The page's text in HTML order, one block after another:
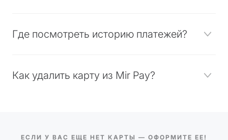
Где посмотреть историю платежей?
Как удалить карту из Mir Pay?
ЕСЛИ У ВАС ЕЩЕ НЕТ КАРТЫ — ОФОРМИТЕ ЕЕ!